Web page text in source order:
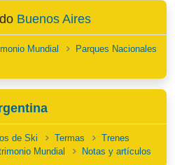
Buenos Aires
Mundial
Parques Nacionales
de Ski Termas
Trenes
Mundial Notas y artículos